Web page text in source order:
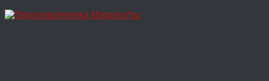
Перейти